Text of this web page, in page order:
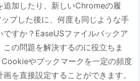
追加したり、新しいChromeの履
プした後に、何度も同じような手
すか？EaseUSファイルバックア
の問題を解決するのに役立ちま
やブックマークを一定の頻度
を直接設定することができます。